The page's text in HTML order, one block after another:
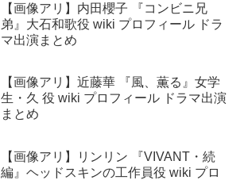
【画像アリ】内田櫻子 『コンビニ兄
弟』大石和歌役 wiki プロフィール ドラ
マ出演まとめ
【画像アリ】近藤華 『風、薫る』女学
生・久 役 wiki プロフィール ドラマ出演
まとめ
【画像アリ】リンリン 『VIVANT・続
編』ヘッドスキンの工作員役 wiki プロ